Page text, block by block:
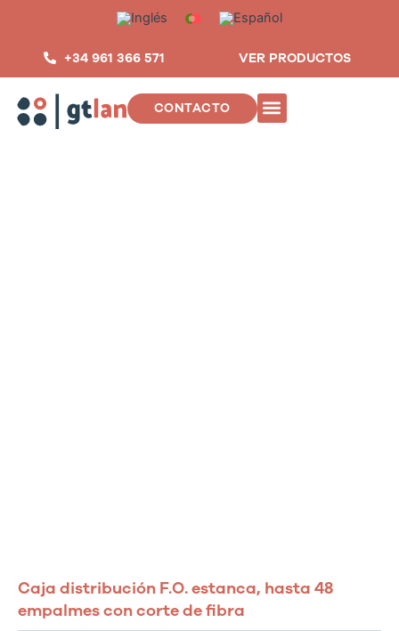
contenido
+34 961 366 571 VER PRODUCTOS
CONTACTO
Caja distribución F.O. estanca, hasta 48
empalmes con corte de fibra